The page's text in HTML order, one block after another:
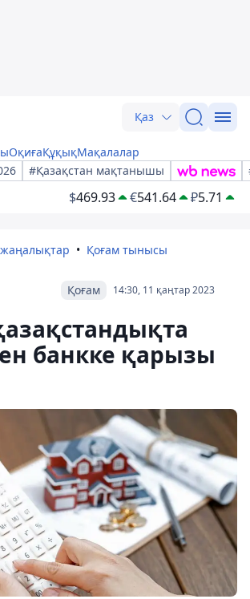
Қаз
ОқиғаҚұқықМақалалар
#Қазақстан мақтанышы
$469.93 €541.64 ₽5.71
Қоғам тынысы
14:30, 11 қаңтар 2023
Қоғам
банкке қарызы